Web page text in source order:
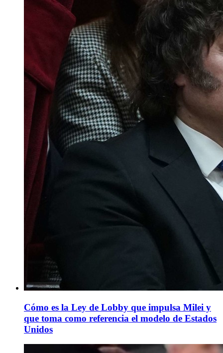
Cómo es la Ley de Lobby que impulsa Milei y
que toma como referencia el modelo de Estados
Unidos